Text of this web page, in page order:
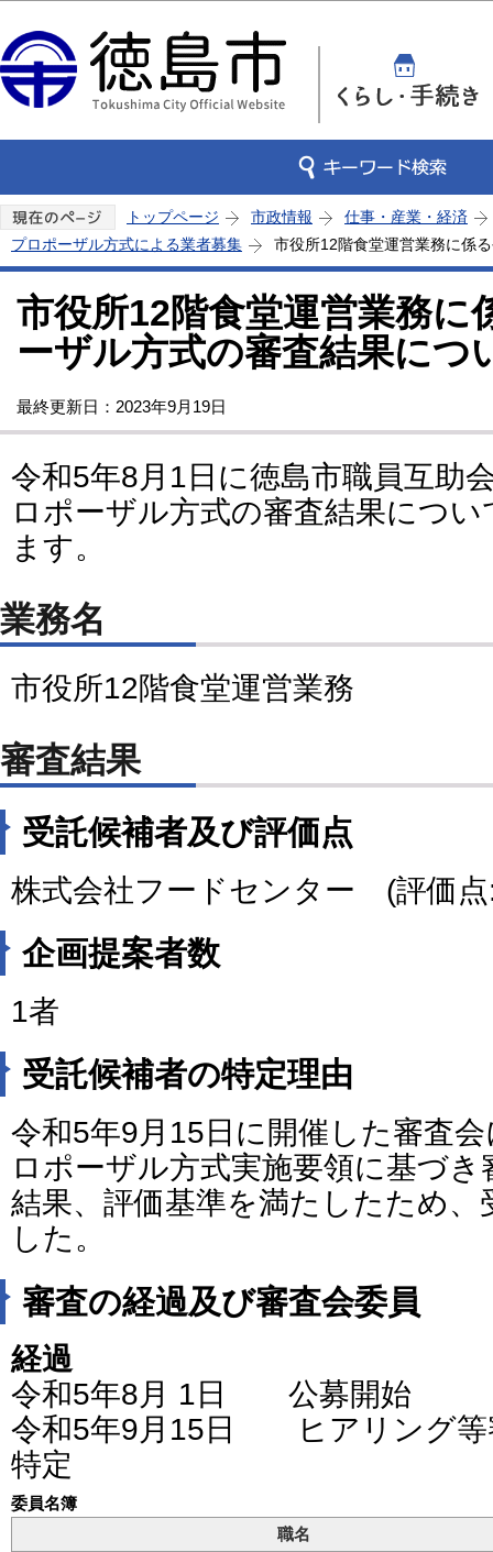
トップページ 市政情報
仕事・産業・経済
プロポーザル方式による業者募集
市役所12階食堂運営業務に係
市役所12階食堂運営業務に
ーザル方式の審査結果につ
最終更新日：2023年9月19日
令和5年8月1日に徳島市職員互助
ロポーザル方式の審査結果につ
ます。
業務名
市役所12階食堂運営業務
審査結果
受託候補者及び評価点
株式会社フードセンター (評価点
企画提案者数
1者
受託候補者の特定理由
令和5年9月15日に開催した審査
ロポーザル方式実施要領に基づ
結果、評価基準を満たしたため、
した。
審査の経過及び審査会委員
経過
令和5年8月 1日 公募開始
令和5年9月15日 ヒアリング等
特定
委員名簿
職名